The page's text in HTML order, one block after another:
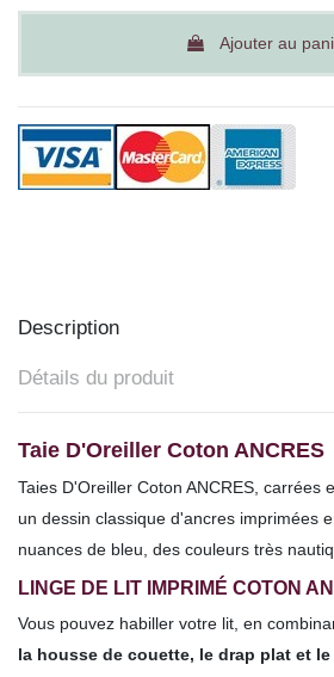
Ajouter au
Description
Détails du produit
Taie D'Oreiller Coton ANCRES
Taies D'Oreiller Coton ANCRES, carrées
un dessin classique d'ancres imprimées
nuances de bleu, des couleurs très
LINGE DE LIT IMPRIMÉ COTON
Vous pouvez habiller votre lit, en
la housse de couette, le drap plat et